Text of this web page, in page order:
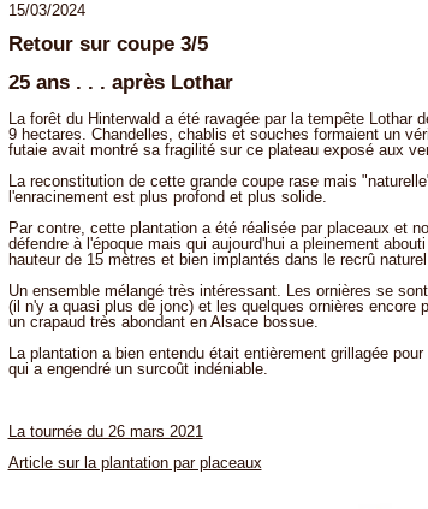
15/03/2024
Retour sur coupe 3/5
25 ans . . . après Lothar
La forêt du Hinterwald a été ravagée par la tempête Lothar
9 hectares. Chandelles, chablis et souches formaient un
futaie avait montré sa fragilité sur ce plateau exposé aux
La reconstitution de cette grande coupe rase mais
l'enracinement est plus profond et plus solide.
Par contre, cette plantation a été réalisée par placeaux et
défendre à l'époque mais qui aujourd'hui a pleinement
hauteur de 15 mètres et bien implantés dans le recrû
Un ensemble mélangé très intéressant. Les ornières se
(il n'y a quasi plus de jonc) et les quelques ornières encore
un crapaud très abondant en Alsace bossue.
La plantation a bien entendu était entièrement grillagée
qui a engendré un surcoût indéniable.
La tournée du 26 mars 2021
Article sur la plantation par placeaux